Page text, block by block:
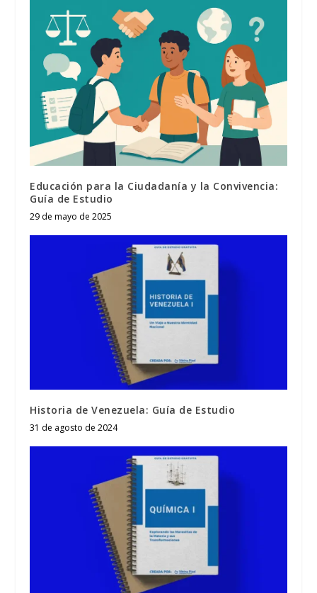
Educación para la Ciudadanía y la Convivencia:
Guía de Estudio
29 de mayo de 2025
Historia de Venezuela: Guía de Estudio
31 de agosto de 2024